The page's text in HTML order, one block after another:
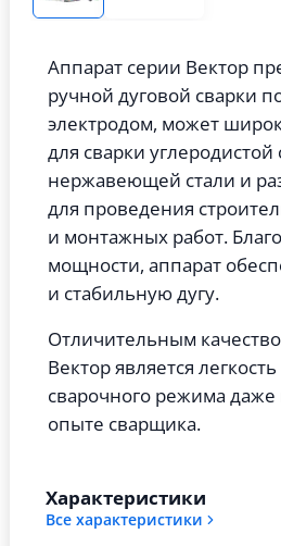
Аппарат серии Вектор
ручной дуговой сварки
электродом, может
для сварки углеродистой
нержавеющей стали и
для проведения
и монтажных работ.
мощности, аппарат
и стабильную дугу.
Отличительным
Вектор является
сварочного режима
опыте сварщика.
Характеристики
Все характеристики